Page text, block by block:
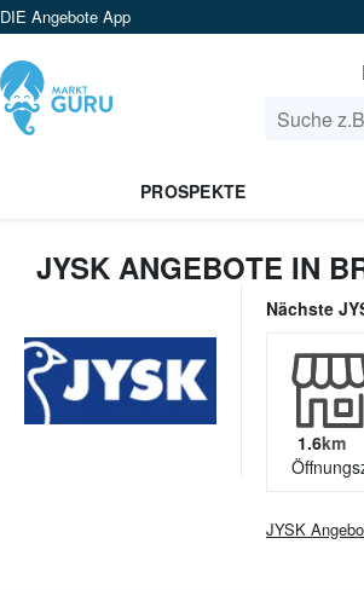
DIE Angebote App
PROSPEKTE
JYSK ANGEBOTE IN
Nächste
1.6km
JYSK